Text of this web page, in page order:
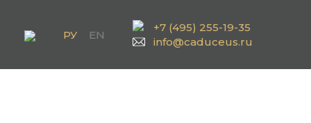
РУ EN
+7 (495) 255-19-35
info@caduceus.ru